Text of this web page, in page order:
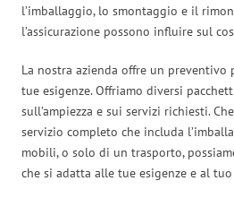
l’imballaggio, lo smontaggio e il
l’assicurazione possono influire sul
La nostra azienda offre un preventivo
tue esigenze. Offriamo diversi
sull’ampiezza e sui servizi richiesti.
servizio completo che includa
mobili, o solo di un trasporto,
che si adatta alle tue esigenze e al